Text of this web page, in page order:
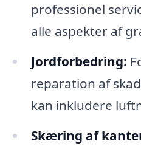
professionel
alle aspekter af
Jordforbedring:
reparation af
kan inkludere
Skæring af